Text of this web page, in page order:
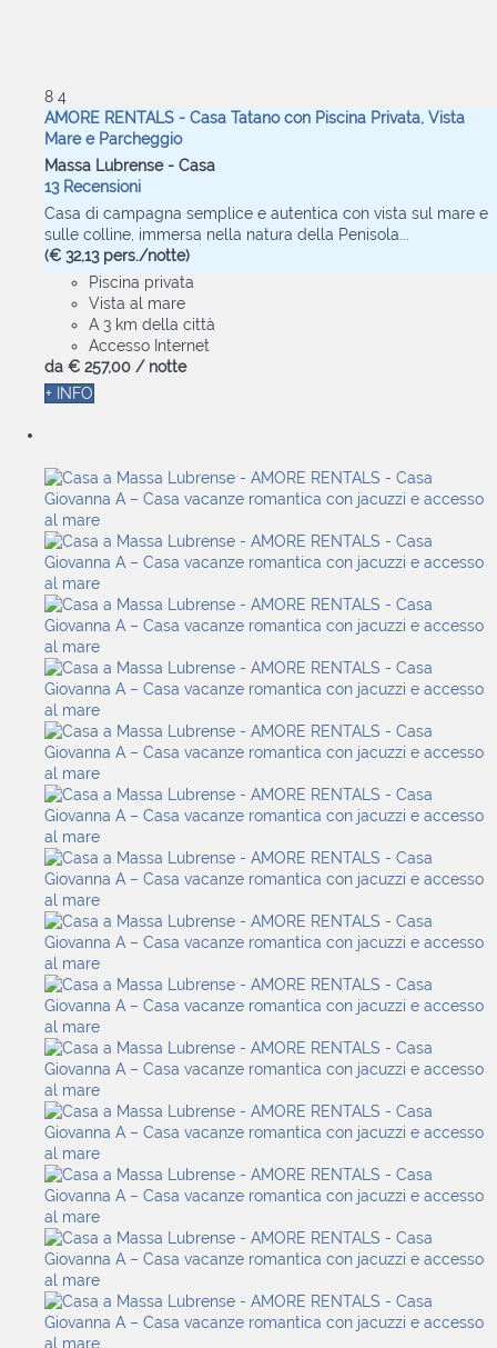
8 4
AMORE RENTALS - Casa Tatano con Piscina Privata, Vista
Mare e Parcheggio
Massa Lubrense - Casa
13 Recensioni
Casa di campagna semplice e autentica con vista sul mare e
sulle colline, immersa nella natura della Penisola...
(€ 32,13 pers./notte)
Piscina privata
Vista al mare
A 3 km della città
Accesso Internet
da € 257,00 / notte
+ INFO